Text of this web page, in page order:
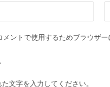
メントで使用するためブラウザ
文字を入力してください。